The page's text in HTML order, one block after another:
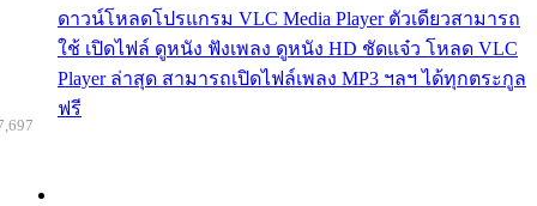
ดาวน์โหลดโปรแกรม VLC Media Player ตัวเดียวสามารถ
ใช้ เปิดไฟล์ ดูหนัง ฟังเพลง ดูหนัง HD ชัดแจ๋ว โหลด VLC
Player ล่าสุด สามารถเปิดไฟล์เพลง MP3 ฯลฯ ได้ทุกตระกูล
ฟรี